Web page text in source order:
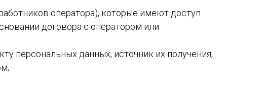
оператора), которые имеют доступ
договора с оператором или
персональных данных, источник их получения,